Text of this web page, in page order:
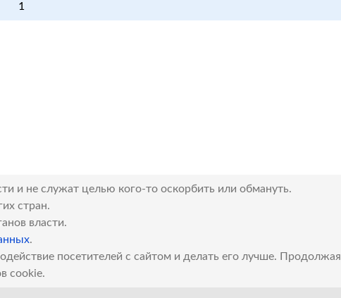
1
и не служат целью кого-то оскорбить или обмануть.
стран.
власти.
.
посетителей с сайтом и делать его лучше. Продолжая
cookie.